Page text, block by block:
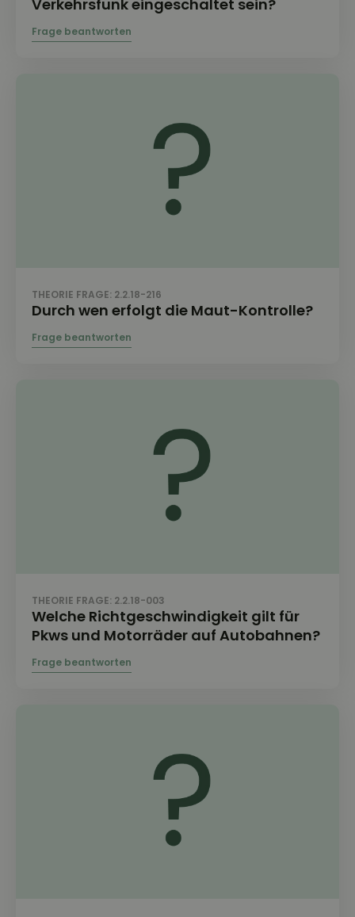
Verkehrsfunk eingeschaltet sein?
THEORIE FRAGE: 2.2.18-216
Durch wen erfolgt die Maut-Kontrolle?
THEORIE FRAGE: 2.2.18-003
Welche Richtgeschwindigkeit gilt für
Pkws und Motorräder auf Autobahnen?